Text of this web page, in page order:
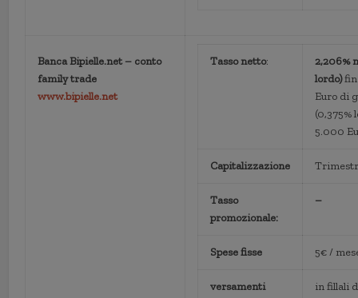
Banca Bipielle.net – conto
family trade
www.bipielle.net
Tasso netto:
2,206%
lordo)
Euro di
(0,375%
5.000
Capitalizzazione
Tasso
promozionale:
–
Spese fisse 5€ /
versamenti
in fillali